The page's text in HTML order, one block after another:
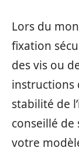
Lors du
fixation
des vis ou
instructions
stabilité de
conseillé de
votre